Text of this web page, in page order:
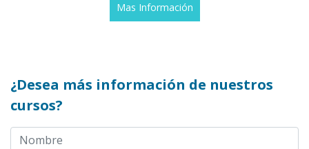
Mas Información
¿Desea más información de nuestros
cursos?